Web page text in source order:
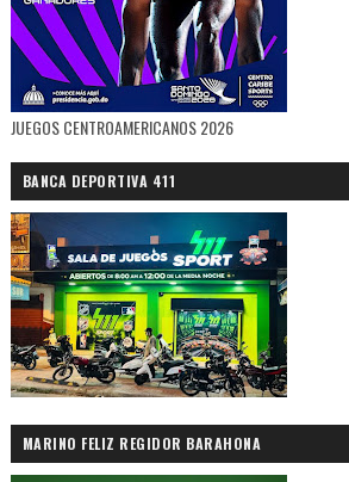
JUEGOS CENTROAMERICANOS 2026
BANCA DEPORTIVA 411
MARINO FELIZ REGIDOR BARAHONA